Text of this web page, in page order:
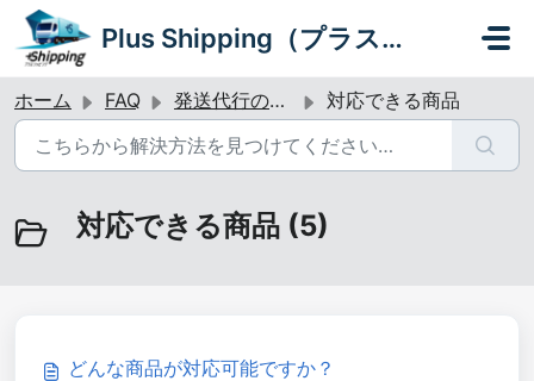
メインコンテンツに移動
Plus Shipping（プラスシッピング）
ホーム FAQ 発送代行のご利用・お申し込みについて 対応できる商品
対応できる商品 (5)
どんな商品が対応可能ですか？